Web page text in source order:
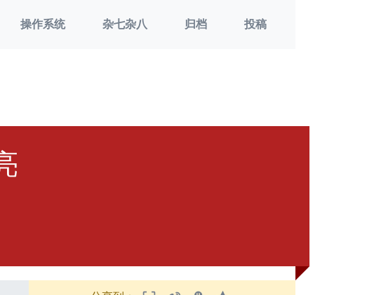
操作系统 杂七杂八 归档 投稿